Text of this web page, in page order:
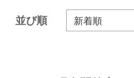
並び順